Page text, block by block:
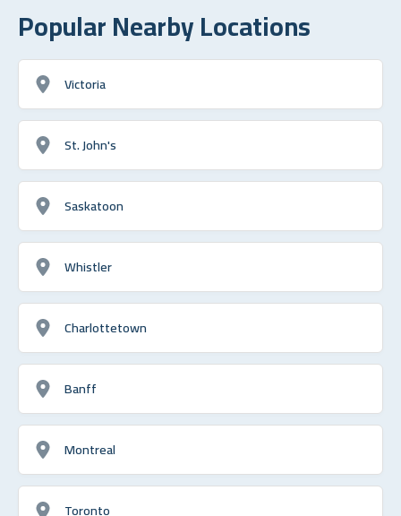
Popular Nearby Locations
Victoria
St. John's
Saskatoon
Whistler
Charlottetown
Banff
Montreal
Toronto